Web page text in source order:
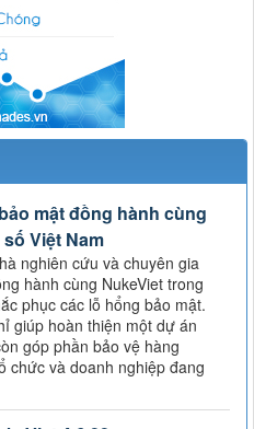
mật đồng hành cùng
Việt Nam
nghiên cứu và chuyên gia
hành cùng NukeViet trong
phục các lỗ hổng bảo mật.
giúp hoàn thiện một dự án
góp phần bảo vệ hàng
chức và doanh nghiệp đang